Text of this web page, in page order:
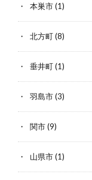
本巣市(1)
北方町(8)
垂井町(1)
羽島市(3)
関市(9)
山県市(1)